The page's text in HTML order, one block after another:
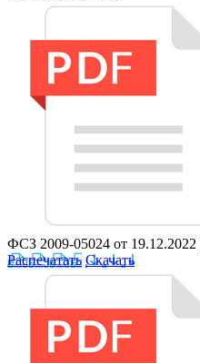
ФСЗ 2009-05024 от 19.12.2022
Распечатать Скачать